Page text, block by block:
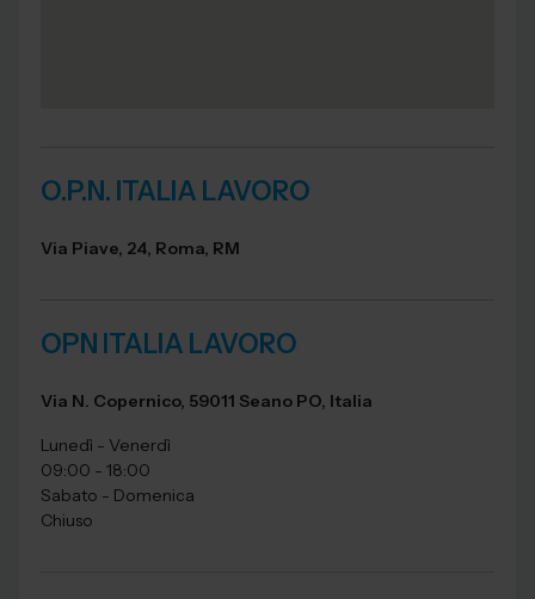
O.P.N. ITALIA LAVORO
Via Piave, 24, Roma, RM
OPN ITALIA LAVORO
Via N. Copernico, 59011 Seano PO, Italia
Lunedì - Venerdì
09:00 - 18:00
Sabato - Domenica
Chiuso